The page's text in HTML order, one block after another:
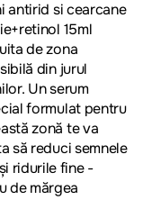
antirid si cearcane
15ml
de zona
din jurul
Un serum
formulat pentru
zonă te va
să reduci semnele
ridurile fine -
de mărgea